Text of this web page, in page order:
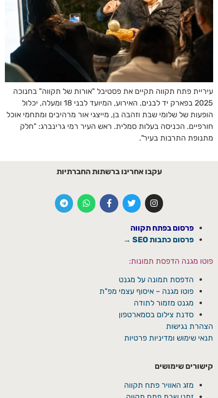
עיריית פתח תקווה תקיים את פסטיבל "אורות של תקווה" בחנוכה
2025 בפארק יד לבנים. האירוע, המיועד לבני 18 ומעלה, יכלול
הופעות של שלומי שבת וזהבה בן, מייצגי אור מרהיבים ומתחמי אוכל
חורפיים. הכניסה בעלות סמלית. ראש העיר רמי גרינברג: "חלק
מתנופת התרבות בעיר".
עקבו אחרינו ברשתות החברתיות
פרסום בפתח תקווה
פרסום כתבות SEO →
פוטו מגנה הדפסת תמונות:
הדפסת תמונה על מגנט
פוטו מגנה – איסוף עצמי מפ"ת
מגנט מזמור לתודה
סדנת צילום בסמארטפון
הצהרת נגישות
תנאי שימוש ומדיניות פרטיות
קישורים שימושים
מזג האוויר פתח תקווה